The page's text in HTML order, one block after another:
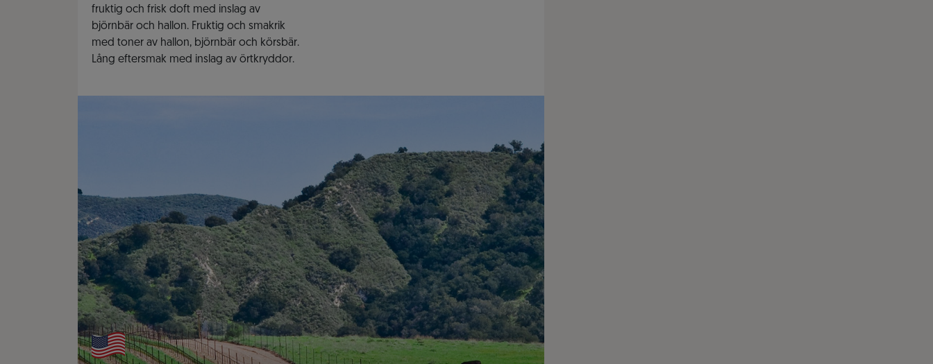
fruktig och frisk doft med inslag av
björnbär och hallon. Fruktig och smakrik
med toner av hallon, björnbär och körsbär.
Lång eftersmak med inslag av örtkryddor.